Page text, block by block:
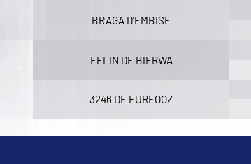
BRAGA D’EMBISE
FELIN DE BIERWA
3246 DE FURFOOZ